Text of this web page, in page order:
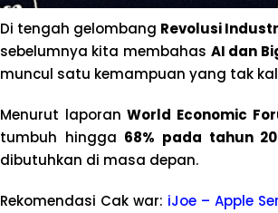
Di tengah gelombang Revolusi
sebelumnya kita membahas AI dan
muncul satu kemampuan yang tak
Menurut laporanWorld Economic
tumbuh hingga 68% pada tahun
dibutuhkan di masa depan.
Rekomendasi Cak war: iJoe – Apple